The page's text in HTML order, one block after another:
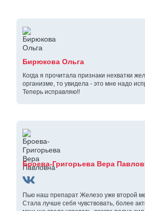
Бирюкова Ольга
Когда я прочитала признаки нехватки
организме, то увидела - это мне надо
Теперь исправляю!!
Броева-Григорьева Вера
Пью наш препарат Железо уже второй
Стала лучше себя чувствовать, более